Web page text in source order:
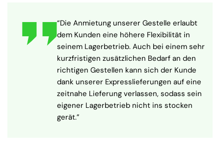
“Die Anmietung unserer Gestelle erlaubt
dem Kunden eine höhere Flexibilität in
seinem Lagerbetrieb. Auch bei einem sehr
kurzfristigen zusätzlichen Bedarf an den
richtigen Gestellen kann sich der Kunde
dank unserer Expresslieferungen auf eine
zeitnahe Lieferung verlassen, sodass sein
eigener Lagerbetrieb nicht ins stocken
gerät.”